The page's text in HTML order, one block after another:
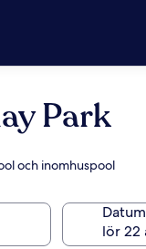
Park
och inomhuspool
Datum